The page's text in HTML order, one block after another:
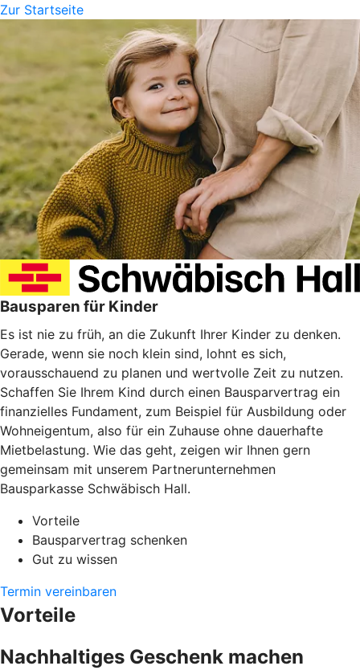
Zur Startseite
Bausparen für Kinder
Es ist nie zu früh, an die Zukunft Ihrer Kinder zu denken.
Gerade, wenn sie noch klein sind, lohnt es sich,
vorausschauend zu planen und wertvolle Zeit zu nutzen.
Schaffen Sie Ihrem Kind durch einen Bausparvertrag ein
finanzielles Fundament, zum Beispiel für Ausbildung oder
Wohneigentum, also für ein Zuhause ohne dauerhafte
Mietbelastung. Wie das geht, zeigen wir Ihnen gern
gemeinsam mit unserem Partnerunternehmen
Bausparkasse Schwäbisch Hall.
Vorteile
Bausparvertrag schenken
Gut zu wissen
Termin vereinbaren
Vorteile
Nachhaltiges Geschenk machen